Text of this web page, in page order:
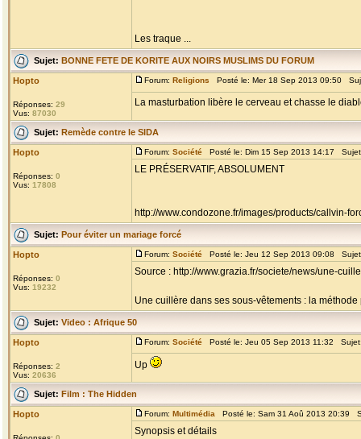
Les traque ...
Sujet: BONNE FETE DE KORITE AUX NOIRS MUSLIMS DU FORUM
Hopto
Réponses: 29
Vus: 87030
Forum: Religions Posté le: Mer 18 Sep 2013 09:50
La masturbation libère le cerveau et chasse le
Sujet: Remède contre le SIDA
Hopto
Réponses: 0
Vus: 17808
Forum: Société Posté le: Dim 15 Sep 2013 14:17
LE PRÉSERVATIF, ABSOLUMENT
http://www.condozone.fr/images/products/callvin-
Sujet: Pour éviter un mariage forcé
Hopto
Réponses: 0
Vus: 19232
Forum: Société Posté le: Jeu 12 Sep 2013 09:08
Source : http://www.grazia.fr/societe/news/une-
Une cuillère dans ses sous-vêtements : la méthode
Sujet: Video : Afrique 50
Hopto
Réponses: 2
Vus: 20636
Forum: Société Posté le: Jeu 05 Sep 2013 11:32
Up
Sujet: Film : The Hidden
Hopto Forum: Multimédia Posté le: Sam 31 Aoû 2013 20:39
Synopsis et détails